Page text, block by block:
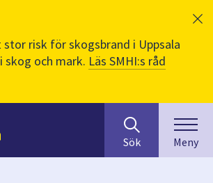
risk för skogsbrand i Uppsala
skog och mark. Läs SMHI:s råd
efter
innehåll
på
Sök Meny